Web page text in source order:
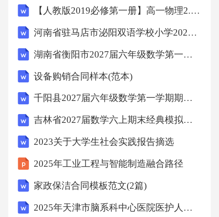
对于D，如图所示，因为，平面，所以与平面也
相交，故D错误.故选：B.5．D【分析】根据向
量的加法、数乘向量垂直的坐标表示即可求解.
析】由古典概型判断事件互斥，计算事件概率
判断是否独立.【详解】事件，事件，事件，因
为，所以事件与事件不是互斥事件，A错误；，
所以，又因为，所以，B错误；，所以，所以，
以，D正确；故选：D.7．A【分析】建立空间
直角坐标系，计算为正，从而得到即一定是锐
角.【详解】因为底面是正方形，所以，又因为
【人教版2019必修第一册】高一物理2.时间 位移（教学设计）教案
河南省驻马店市泌阳双语学校小学2027届数学三上期末综合测试试题含解析
湖南省衡阳市2027届六年级数学第一学期期末综合测试模拟试题含解析
设备购销合同样本(范本)
千阳县2027届六年级数学第一学期期末监测模拟试题含解析
吉林省2027届数学六上期末经典模拟试题含解析
2023关于大学生社会实践报告摘选
2025年工业工程与智能制造融合路径
家政保洁合同模板范文(2篇)
2025年天津市脑系科中心医院医护人员招聘考试试题附答案详解